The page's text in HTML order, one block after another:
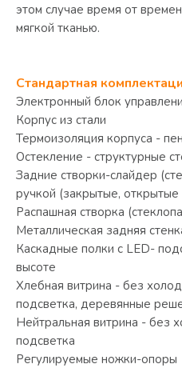
этом случае время от
мягкой тканью.
Стандартная
Электронный блок
Корпус из стали
Термоизоляция корпуса -
Остекление - структурные
Задние створки-слайдер
ручкой (закрытые, открытые
Распашная створка
Металлическая задняя
Каскадные полки с LED-
высоте
Хлебная витрина - без
подсветка, деревянные
Нейтральная витрина - без
подсветка
Регулируемые ножки-опоры